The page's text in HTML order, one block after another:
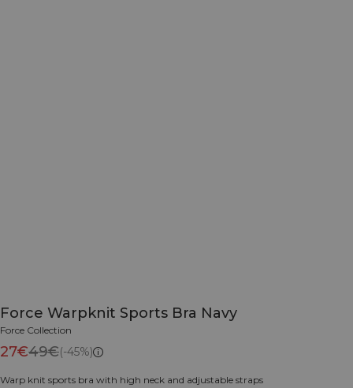
Force Warpknit Sports Bra Navy
Force Collection
27€49€(-45%)
Warp knit sports bra with high neck and adjustable straps